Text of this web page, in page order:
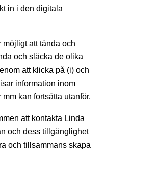
in i den digitala
att tända och
och släcka de olika
att klicka på (i) och
information inom
kan fortsätta utanför.
att kontakta Linda
och dess tillgänglighet
och tillsammans skapa